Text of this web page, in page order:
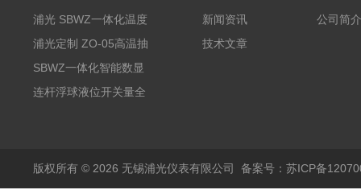
浦光 SBWZ一体化温度
变送器传感器 防爆热电
阻PT100 数显远传4-
20mA2
浦光定制 ZO-05高温抽
气式氧化锆分析仪 防爆
耐腐蚀检测仪
SBWZ一体化智能数显
温度变送器传感器防爆
连杆浮球液位开关量全
新闻资讯
技术文章
公司简介
版权所有 © 2026 无锡浦光仪表有限公司 备案号：苏ICP备